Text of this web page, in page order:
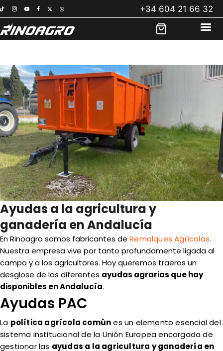
Saltar
al
contenido
+34 604 21 66 32
Ayudas a la agricultura y
ganadería en Andalucía
En Rinoagro somos fabricantes de Remolques Agrícolas.
Nuestra empresa vive por tanto profundamente ligada al
campo y a los agricultores. Hoy queremos traeros un
desglose de las diferentes ayudas agrarias que hay
disponibles en Andalucía.
Ayudas PAC
La política agrícola comúnes un elemento esencial del
sistema institucional de la Unión Europea encargada de
gestionar las ayudas a la agricultura y ganadería en